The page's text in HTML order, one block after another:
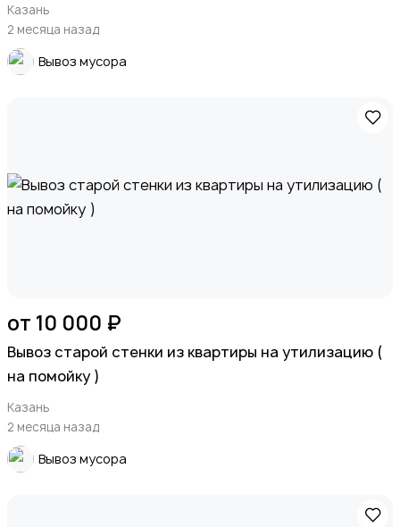
Казань
2 месяца назад
Вывоз мусора
от 10 000 ₽
Вывоз старой стенки из квартиры на утилизацию (
на помойку )
Казань
2 месяца назад
Вывоз мусора